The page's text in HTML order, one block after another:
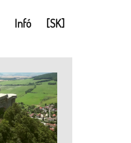
Infó [SK]